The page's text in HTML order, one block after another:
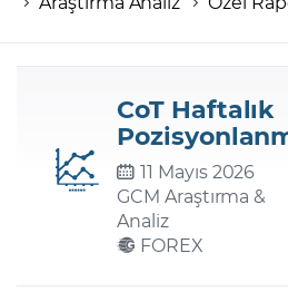
Şifreniz
Şifremi Unuttum
CoT Haftalık
11 Mayıs 2026
GCM Araştırma &
Analiz
FOREX